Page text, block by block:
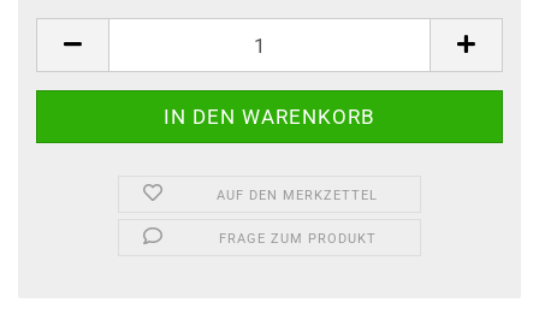
AUF DEN MERKZETTEL
FRAGE ZUM PRODUKT